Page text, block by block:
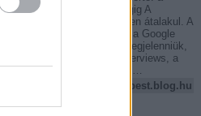
SEO-tól az AI-láthatóságig A
jelentése alapvetően átalakul. A
ma már nemcsak a Google
találati listáján kell megjelenniük,
a Google AI Mode, az AI Overviews, a
a Gemini, a Perplexity és…